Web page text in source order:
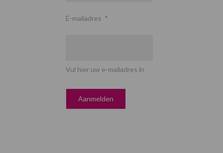
E-mailadres *
Vul hier uw e-mailadres in